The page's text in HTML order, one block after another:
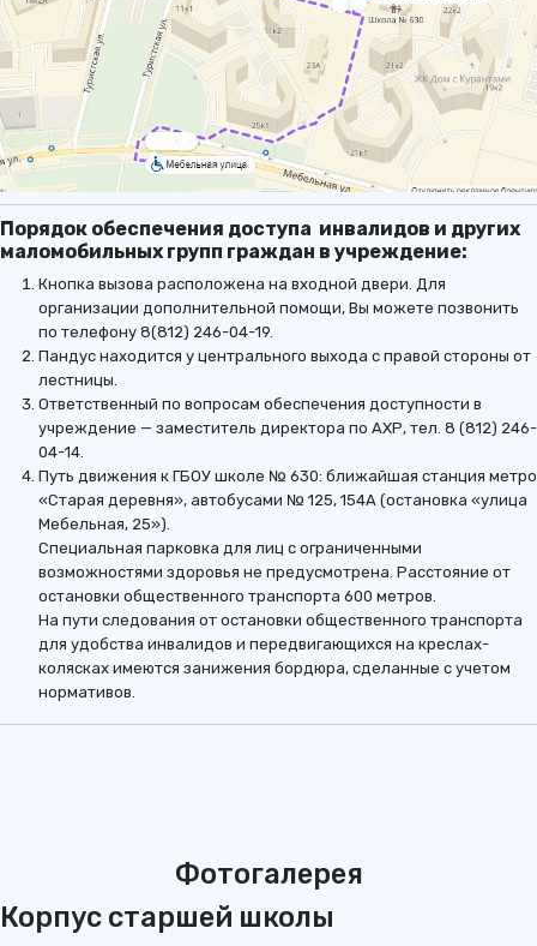
Порядок обеспечения доступа инвалидов и других
маломобильных групп граждан в учреждение:
Кнопка вызова расположена на входной двери. Для
организации дополнительной помощи, Вы можете позвонить
по телефону 8(812) 246-04-19.
Пандус находится у центрального выхода с правой стороны от
лестницы.
Ответственный по вопросам обеспечения доступности в
учреждение — заместитель директора по АХР, тел. 8 (812) 246-
04-14.
Путь движения к ГБОУ школе № 630: ближайшая станция метро
«Старая деревня», автобусами № 125, 154А (остановка «улица
Мебельная, 25»).
Специальная парковка для лиц с ограниченными
возможностями здоровья не предусмотрена. Расстояние от
остановки общественного транспорта 600 метров.
На пути следования от остановки общественного транспорта
для удобства инвалидов и передвигающихся на креслах-
колясках имеются занижения бордюра, сделанные с учетом
нормативов.
Фотогалерея
Корпус старшей школы